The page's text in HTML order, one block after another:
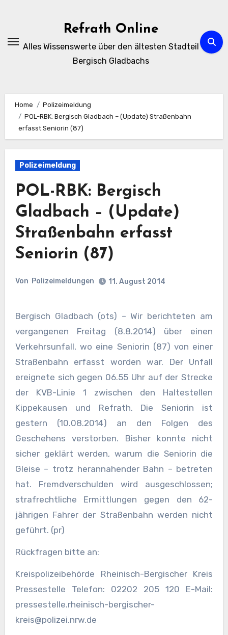
Refrath Online
Alles Wissenswerte über den ältesten Stadteil
Bergisch Gladbachs
Home
Polizeimeldung
POL-RBK: Bergisch Gladbach – (Update) Straßenbahn
erfasst Seniorin (87)
Polizeimeldung
POL-RBK: Bergisch
Gladbach – (Update)
Straßenbahn erfasst
Seniorin (87)
Von Polizeimeldungen 11. August 2014
Bergisch Gladbach (ots) – Wir berichteten am
vergangenen Freitag (8.8.2014) über einen
Verkehrsunfall, wo eine Seniorin (87) von einer
Straßenbahn erfasst worden war. Der Unfall
ereignete sich gegen 06.55 Uhr auf der Strecke
der KVB-Linie 1 zwischen den Haltestellen
Kippekausen und Refrath. Die Seniorin ist
gestern (10.08.2014) an den Folgen des
Geschehens verstorben. Bisher konnte nicht
sicher geklärt werden, warum die Seniorin die
Gleise – trotz herannahender Bahn – betreten
hat. Fremdverschulden wird ausgeschlossen;
strafrechtliche Ermittlungen gegen den 62-
jährigen Fahrer der Straßenbahn werden nicht
geführt. (pr)
Rückfragen bitte an:
Kreispolizeibehörde Rheinisch-Bergischer Kreis
Pressestelle Telefon: 02202 205 120 E-Mail:
pressestelle.rheinisch-bergischer-
kreis@polizei.nrw.de